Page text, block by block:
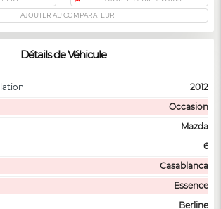
AJOUTER AU COMPARATEUR
Détails de Véhicule
2012
Occasion
Mazda
6
Casablanca
Essence
Berline